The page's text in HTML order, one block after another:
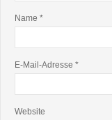
Name *
E-Mail-Adresse *
Website